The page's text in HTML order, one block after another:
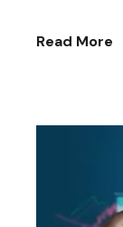
Read More